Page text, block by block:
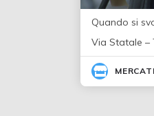
Quando si
Via Statale –